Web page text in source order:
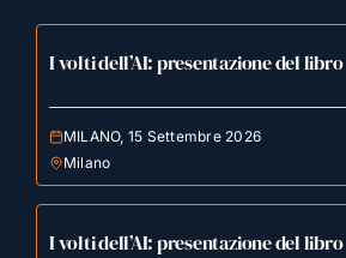
I volti dell’AI: presentazione del libro
MILANO, 15 Settembre 2026
Milano
I volti dell’AI: presentazione del libro